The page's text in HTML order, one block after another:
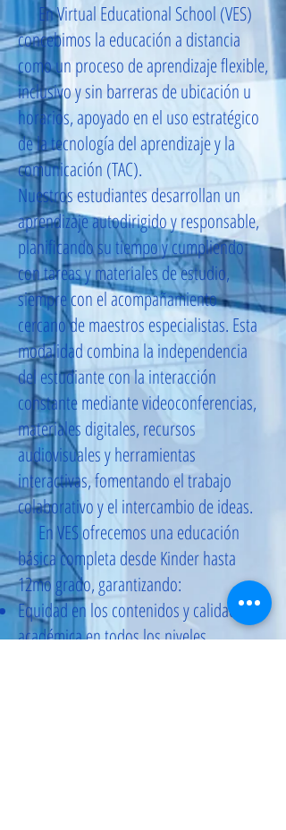
En Virtual Educational School (VES)
concebimos la educación a distancia
como un proceso de aprendizaje flexible,
inclusivo y sin barreras de ubicación u
horarios, apoyado en el uso estratégico
de la tecnología del aprendizaje y la
comunicación (TAC).
Nuestros estudiantes desarrollan un
aprendizaje autodirigido y responsable,
planificando su tiempo y cumpliendo
con tareas y materiales de estudio,
siempre con el acompañamiento
cercano de maestros especialistas. Esta
modalidad combina la independencia
del estudiante con la interacción
constante mediante videoconferencias,
materiales digitales, recursos
audiovisuales y herramientas
interactivas, fomentando el trabajo
colaborativo y el intercambio de ideas.
En VES ofrecemos una educación
básica completa desde Kinder hasta
12mo grado, garantizando:
Equidad en los contenidos y calidad
académica en todos los niveles.